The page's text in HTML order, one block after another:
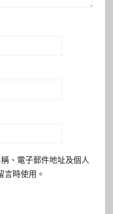
、電子郵件地址及個人
言時使用。